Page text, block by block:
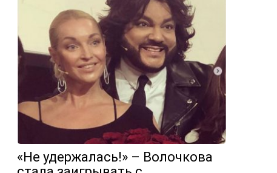
«Не удержалась!» – Волочкова